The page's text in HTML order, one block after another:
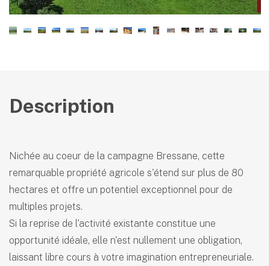
Description
Nichée au coeur de la campagne Bressane, cette
remarquable propriété agricole s'étend sur plus de 80
hectares et offre un potentiel exceptionnel pour de
multiples projets.
Si la reprise de l'activité existante constitue une
opportunité idéale, elle n'est nullement une obligation,
laissant libre cours à votre imagination entrepreneuriale.